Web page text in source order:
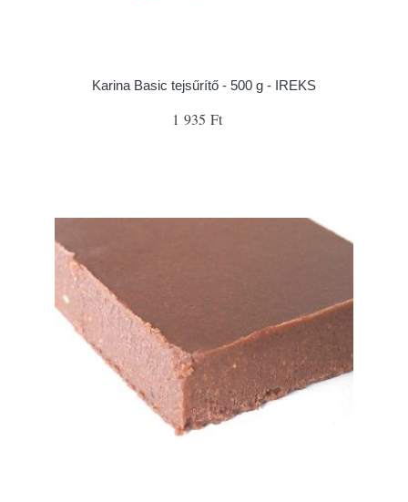
Karina Basic tejsűrítő - 500 g - IREKS
1 935 Ft